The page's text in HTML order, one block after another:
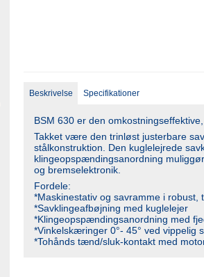
Beskrivelse Specifikationer
BSM 630 er den
Takket være den trinløst justerbare
stålkonstruktion. Den kuglelejrede
klingeopspændingsanordning
og bremselektronik.
Fordele:
*Maskinestativ og savramme i robust,
*Savklingeafbøjning med kuglelejer
*Klingeopspændingsanordning med
*Vinkelskæringer 0°- 45° ved vippelig
*Tohånds tænd/sluk-kontakt med